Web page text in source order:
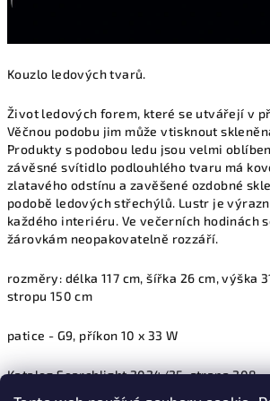
Kouzlo ledových tvarů.
Život ledových forem, které se utvářejí v
Věčnou podobu jim může vtisknout
Produkty s podobou ledu jsou velmi
závěsné svítidlo podlouhlého tvaru má
zlatavého odstínu a zavěšené ozdobné
podobě ledových střechýlů. Lustr je
každého interiéru. Ve večerních hodinách
žárovkám neopakovatelně rozzáří.
rozměry: délka 117 cm, šířka 26 cm, výška
stropu 150 cm
patice - G9, příkon 10 x 33 W
Katalog Searchlight 2024/25, strana 208